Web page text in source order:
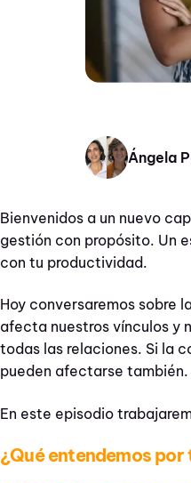
Ángela
Bienvenidos a un nuevo
gestión con propósito. Un
con tu productividad.
Hoy conversaremos sobre
afecta nuestros vínculos y
todas las relaciones. Si la
pueden afectarse también.
En este episodio
¿Qué entendemos